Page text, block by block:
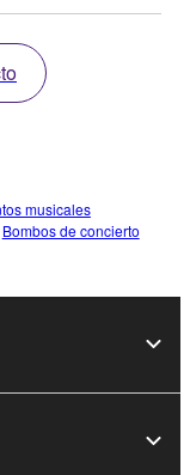
musicales
Bombos de concierto